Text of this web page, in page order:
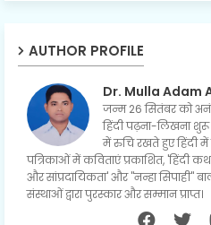
AUTHOR PROFILE
Dr. Mulla Adam
जन्म 26 सितंबर को
हिंदी पढ़ना-लिखना शुरू
में रुचि रखते हुए हिंदी
पत्रिकाओं में कविताएं प्रकाशित, 'हिंदी
और सांप्रदायिकता' और "नन्हा सिपाही"
संस्थाओं द्वारा पुरस्कार और सम्मान प्राप्त।